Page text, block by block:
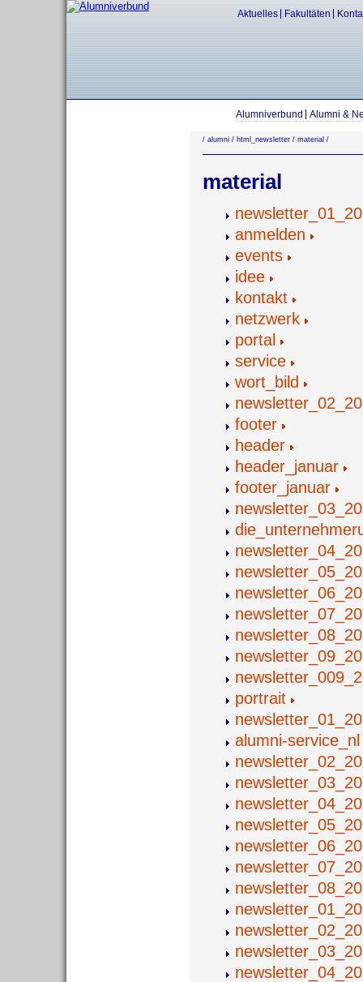
Aktuelles Fakultäten
Alumniverbund Alumni &
/ alumni / html_newsletter / material /
material
anmelden
events
idee
kontakt
netzwerk
portal
service
wort_bild
footer
header
header_januar
footer_januar
portrait
alumni-